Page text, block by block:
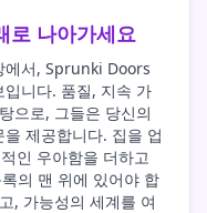
나아가세요
에서, Sprunki Doors
니다. 품질, 지속 가
으로, 그들은 당신의
제공합니다. 집을 업
인 우아함을 더하고
의 맨 위에 있어야 합
, 가능성의 세계를 여